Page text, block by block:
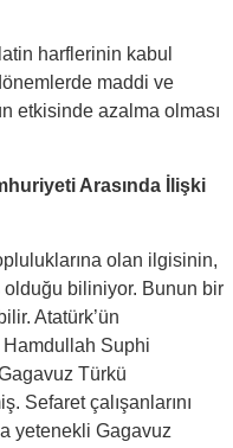
harflerinin kabul
maddi ve
etkisinde azalma olması
Arasında İlişki
olan ilgisinin,
olduğu biliniyor. Bunun bir
Atatürk’ün
Suphi
Türkü
Sefaret çalışanlarını
yetenekli Gagavuz